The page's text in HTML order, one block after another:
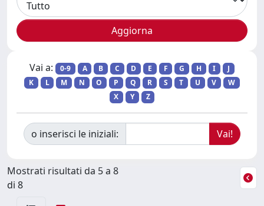
Vai a: 0-9 A B C D E F G H I
J
K
L M N O P Q R S T U V
W
X
Y Z
o inserisci le iniziali:
Mostrati risultati da 5 a 8
di 8